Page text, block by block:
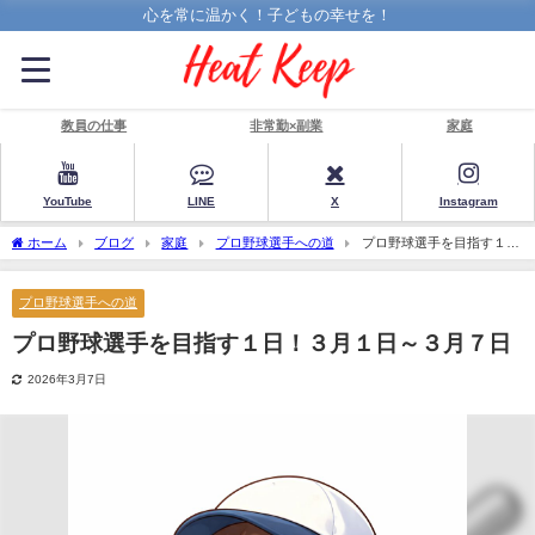
心を常に温かく！子どもの幸せを！
教員の仕事 非常勤×副業 家庭
YouTube LINE X Instagram
ホーム ブログ 家庭 プロ野球選手への道
プロ野球選手を目指す１
日！３月１日～３月７日
プロ野球選手への道
プロ野球選手を目指す１日！３月１日～３月７日
2026年3月7日